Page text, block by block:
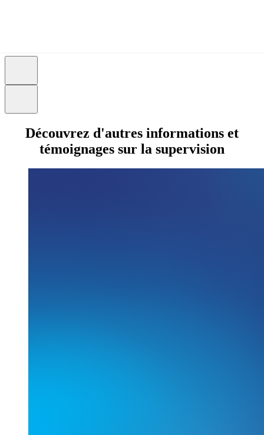
Découvrez d'autres informations et
témoignages sur la supervision